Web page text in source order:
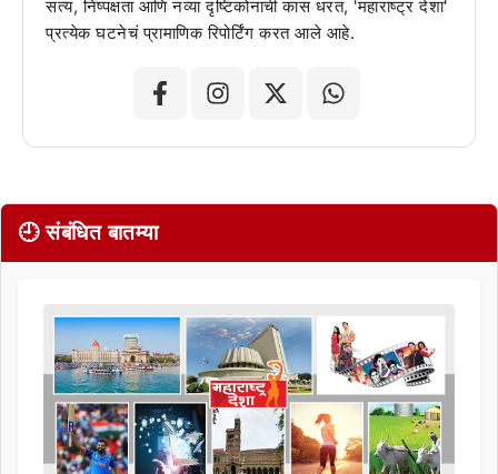
सत्य, निष्पक्षता आणि नव्या दृष्टिकोनाची कास धरत, 'महाराष्ट्र देशा'
प्रत्येक घटनेचं प्रामाणिक रिपोर्टिंग करत आले आहे.
🕘 संबंधित बातम्या